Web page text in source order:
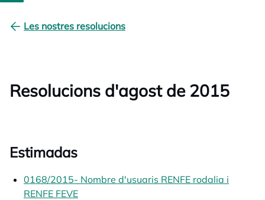
Les nostres resolucions
Resolucions d'agost de 2015
Estimadas
0168/2015- Nombre d'usuaris RENFE rodalia i
RENFE FEVE